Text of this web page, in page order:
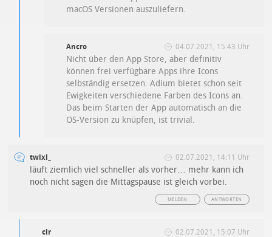
macOS Versionen auszuliefern.
Ancro 04.07.2021, 15:43 Uhr
Nicht über den App Store, aber definitiv
können frei verfügbare Apps ihre Icons
selbständig ersetzen. Adium bietet schon seit
Ewigkeiten verschiedene Farben des Icons an.
Das beim Starten der App automatisch an die
OS-Version zu knüpfen, ist trivial.
twixl_ 02.07.2021, 14:11 Uhr
läuft ziemlich viel schneller als vorher… mehr kann ich
noch nicht sagen die Mittagspause ist gleich vorbei.
ANTWORTEN
MELDEN
clr 02.07.2021, 15:07 Uhr